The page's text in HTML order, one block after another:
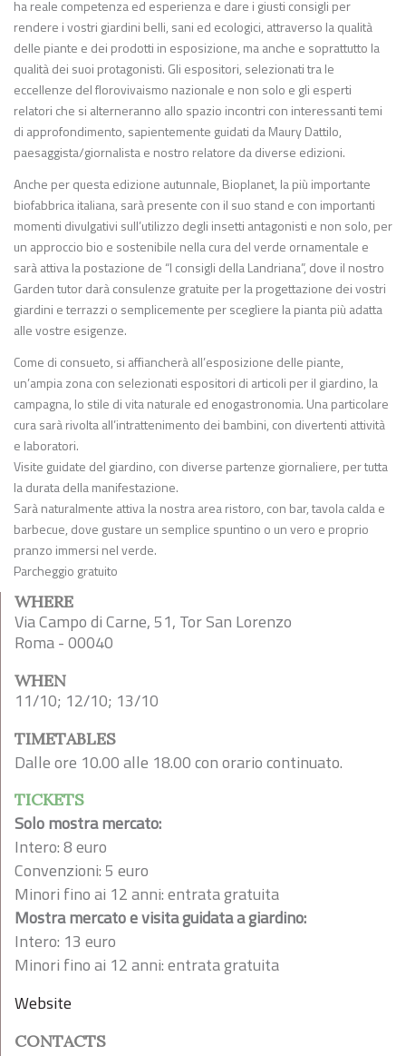
ha reale competenza ed esperienza e dare i giusti consigli per
rendere i vostri giardini belli, sani ed ecologici, attraverso la qualità
delle piante e dei prodotti in esposizione, ma anche e soprattutto la
qualità dei suoi protagonisti. Gli espositori, selezionati tra le
eccellenze del florovivaismo nazionale e non solo e gli esperti
relatori che si alterneranno allo spazio incontri con interessanti temi
di approfondimento, sapientemente guidati da Maury Dattilo,
paesaggista/giornalista e nostro relatore da diverse edizioni.
Anche per questa edizione autunnale, Bioplanet, la più importante
biofabbrica italiana, sarà presente con il suo stand e con importanti
momenti divulgativi sull’utilizzo degli insetti antagonisti e non solo, per
un approccio bio e sostenibile nella cura del verde ornamentale e
sarà attiva la postazione de “I consigli della Landriana”, dove il nostro
Garden tutor darà consulenze gratuite per la progettazione dei vostri
giardini e terrazzi o semplicemente per scegliere la pianta più adatta
alle vostre esigenze.
Come di consueto, si affiancherà all’esposizione delle piante,
un’ampia zona con selezionati espositori di articoli per il giardino, la
campagna, lo stile di vita naturale ed enogastronomia. Una particolare
cura sarà rivolta all’intrattenimento dei bambini, con divertenti attività
e laboratori.
Visite guidate del giardino, con diverse partenze giornaliere, per tutta
la durata della manifestazione.
Sarà naturalmente attiva la nostra area ristoro, con bar, tavola calda e
barbecue, dove gustare un semplice spuntino o un vero e proprio
pranzo immersi nel verde.
Parcheggio gratuito
WHERE
Via Campo di Carne, 51, Tor San Lorenzo
Roma - 00040
WHEN
11/10; 12/10; 13/10
TIMETABLES
Dalle ore 10.00 alle 18.00 con orario continuato.
TICKETS
Solo mostra mercato:
Intero: 8 euro
Convenzioni: 5 euro
Minori fino ai 12 anni: entrata gratuita
Mostra mercato e visita guidata a giardino:
Intero: 13 euro
Minori fino ai 12 anni: entrata gratuita
Website
CONTACTS